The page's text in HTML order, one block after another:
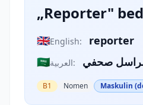
„Reporter"
🇬🇧English:
reporter
🇸🇦
العربية: صحفي
B1 Nomen Maskulin